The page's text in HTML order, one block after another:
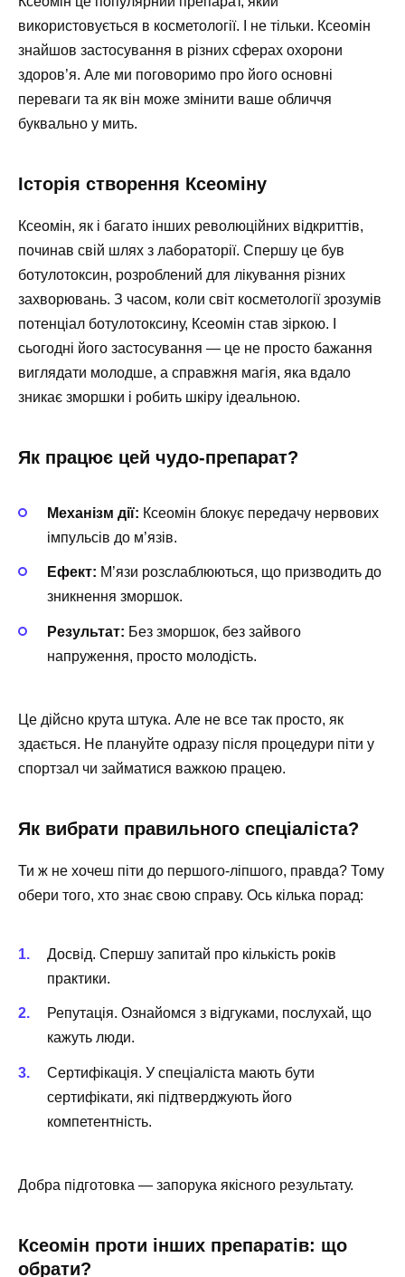
використовується в косметології. І не тільки. Ксеомін
знайшов застосування в різних сферах охорони
здоров’я. Але ми поговоримо про його основні
переваги та як він може змінити ваше обличчя
буквально у мить.
Історія створення Ксеоміну
Ксеомін, як і багато інших революційних відкриттів,
починав свій шлях з лабораторії. Спершу це був
ботулотоксин, розроблений для лікування різних
захворювань. З часом, коли світ косметології зрозумів
потенціал ботулотоксину, Ксеомін став зіркою. І
сьогодні його застосування — це не просто бажання
виглядати молодше, а справжня магія, яка вдало
зникає зморшки і робить шкіру ідеальною.
Як працює цей чудо-препарат?
Механізм дії: Ксеомін блокує передачу нервових
імпульсів до м’язів.
Ефект: М’язи розслаблюються, що призводить до
зникнення зморшок.
Результат: Без зморшок, без зайвого
напруження, просто молодість.
Це дійсно крута штука. Але не все так просто, як
здається. Не плануйте одразу після процедури піти у
спортзал чи займатися важкою працею.
Як вибрати правильного спеціаліста?
Ти ж не хочеш піти до першого-ліпшого, правда? Тому
обери того, хто знає свою справу. Ось кілька порад:
Досвід. Спершу запитай про кількість років
практики.
Репутація. Ознайомся з відгуками, послухай, що
кажуть люди.
Сертифікація. У спеціаліста мають бути
сертифікати, які підтверджують його
компетентність.
Добра підготовка — запорука якісного результату.
Ксеомін проти інших препаратів: що
обрати?